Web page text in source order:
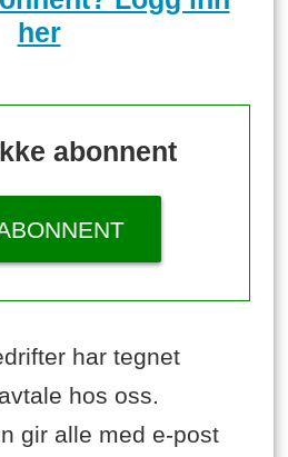
her
abonnent
har tegnet
hos oss.
gir alle med e-post